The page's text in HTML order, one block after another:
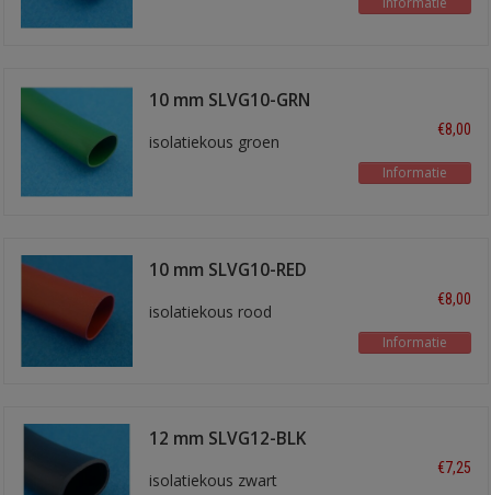
10 mm SLVG10-GRN
isolatiekous groen
€8,00
Informatie
10 mm SLVG10-RED
isolatiekous rood
€8,00
Informatie
12 mm SLVG12-BLK
isolatiekous zwart
€7,25